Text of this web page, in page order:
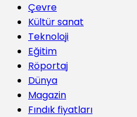
Çevre
Kültür sanat
Teknoloji
Eğitim
Röportaj
Dünya
Magazin
Fındık fiyatları